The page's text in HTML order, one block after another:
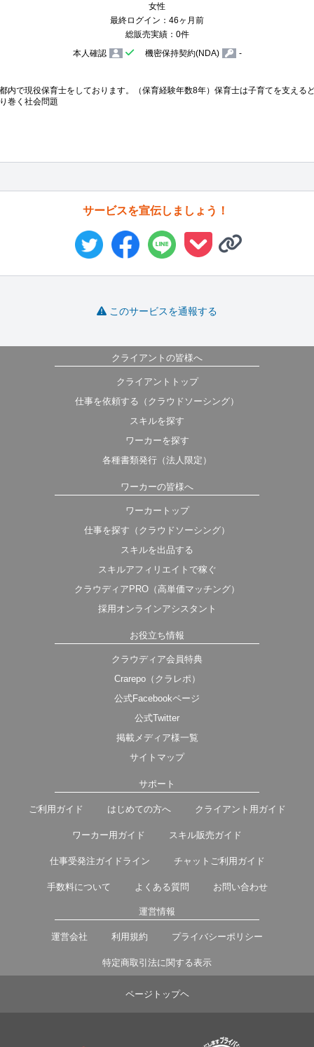
女性
最終ログイン：46ヶ月前
総販売実績：0件
本人確認
機密保持契約(NDA) -
で現役保育士をしております。（保育経験年数8年）保育士は子育てを支える
巻く社会問題
サービスを宣伝しましょう！
このサービスを通報する
クライアントの皆様へ
クライアントトップ
仕事を依頼する（クラウドソーシング）
スキルを探す
ワーカーを探す
各種書類発行（法人限定）
ワーカーの皆様へ
ワーカートップ
仕事を探す（クラウドソーシング）
スキルを出品する
スキルアフィリエイトで稼ぐ
クラウディアPRO（高単価マッチング）
採用オンラインアシスタント
お役立ち情報
クラウディア会員特典
Crarepo（クラレポ）
公式Facebookページ
公式Twitter
掲載メディア様一覧
サイトマップ
サポート
ご利用ガイド はじめての方へ クライアント用ガイド
ワーカー用ガイド スキル販売ガイド
仕事受発注ガイドライン チャットご利用ガイド
手数料について よくある質問 お問い合わせ
運営情報
運営会社 利用規約 プライバシーポリシー
特定商取引法に関する表示
ページトップヘ